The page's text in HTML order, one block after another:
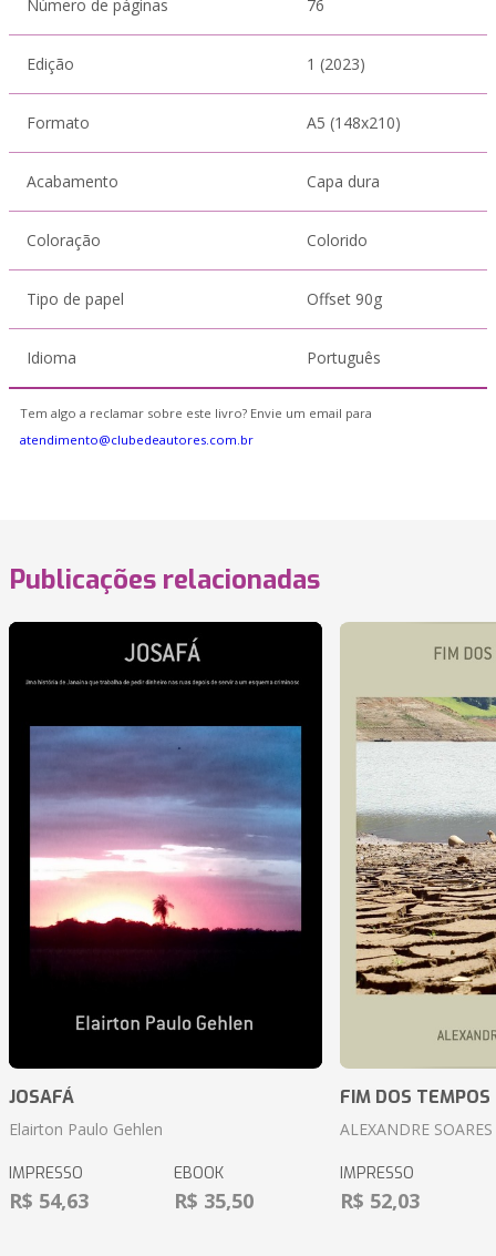
Número de páginas 76
Edição 1 (2023)
Formato A5 (148x210)
Acabamento Capa dura
Coloração Colorido
Tipo de papel Offset 90g
Idioma Português
Tem algo a reclamar sobre este livro? Envie um email para
atendimento@clubedeautores.com.br
Publicações relacionadas
JOSAFÁ
Elairton Paulo Gehlen
IMPRESSO
R$ 54,63
EBOOK
R$ 35,50
FIM DOS TEMPOS
ALEXANDRE SOARES
IMPRESSO
R$ 52,03